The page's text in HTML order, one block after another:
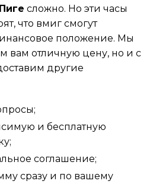
сложно. Но эти часы
что вмиг смогут
положение. Мы
вам отличную цену, но и с
другие
и бесплатную
соглашение;
сразу и по вашему